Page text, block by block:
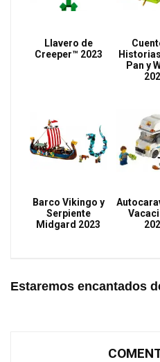
Llavero de
Creeper™ 2023
Pan y
Barco Vikingo y
Serpiente
Midgard 2023
Estaremos encantados